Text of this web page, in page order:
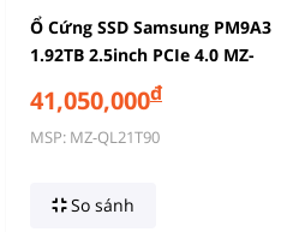
Ổ Cứng SSD Samsung PM9A3
1.92TB 2.5inch PCIe 4.0 MZ-
QL21T90 (MZQL21T9HCJR)
41,050,000đ
MSP: MZ-QL21T90
So sánh